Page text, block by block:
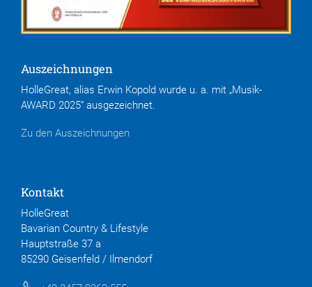
Auszeichnungen
HolleGreat, alias Erwin Kopold wurde u. a. mit „Musik-
AWARD 2025“ ausgezeichnet.
Zu den Auszeichnungen
Kontakt
HolleGreat
Bavarian Country & Lifestyle
Hauptstraße 37 a
85290 Geisenfeld / Ilmendorf